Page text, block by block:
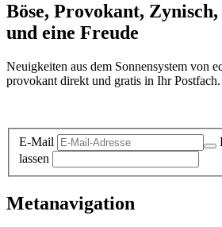
Böse, Provokant,
und eine Freude
Neuigkeiten aus dem Sonnensystem von
provokant direkt und gratis in Ihr Postfach.
E-Mail
lassen
Metanavigation